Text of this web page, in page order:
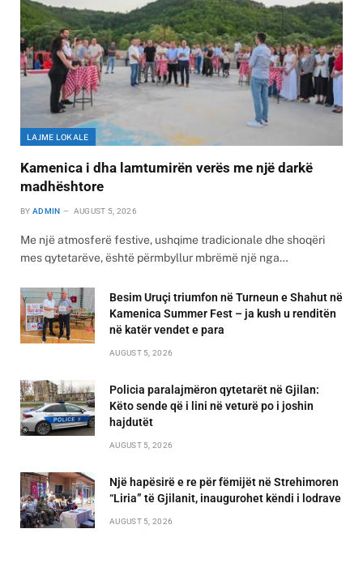
LAJME LOKALE
Kamenica i dha lamtumirën verës me një darkë
madhështore
BY ADMIN AUGUST 5, 2026
Me një atmosferë festive, ushqime tradicionale dhe shoqëri
mes qytetarëve, është përmbyllur mbrëmë një nga…
Besim Uruçi triumfon në Turneun e Shahut në
Kamenica Summer Fest – ja kush u renditën
në katër vendet e para
AUGUST 5, 2026
Policia paralajmëron qytetarët në Gjilan:
Këto sende që i lini në veturë po i joshin
hajdutët
AUGUST 5, 2026
Një hapësirë e re për fëmijët në Strehimoren
“Liria” të Gjilanit, inaugurohet këndi i lodrave
AUGUST 5, 2026